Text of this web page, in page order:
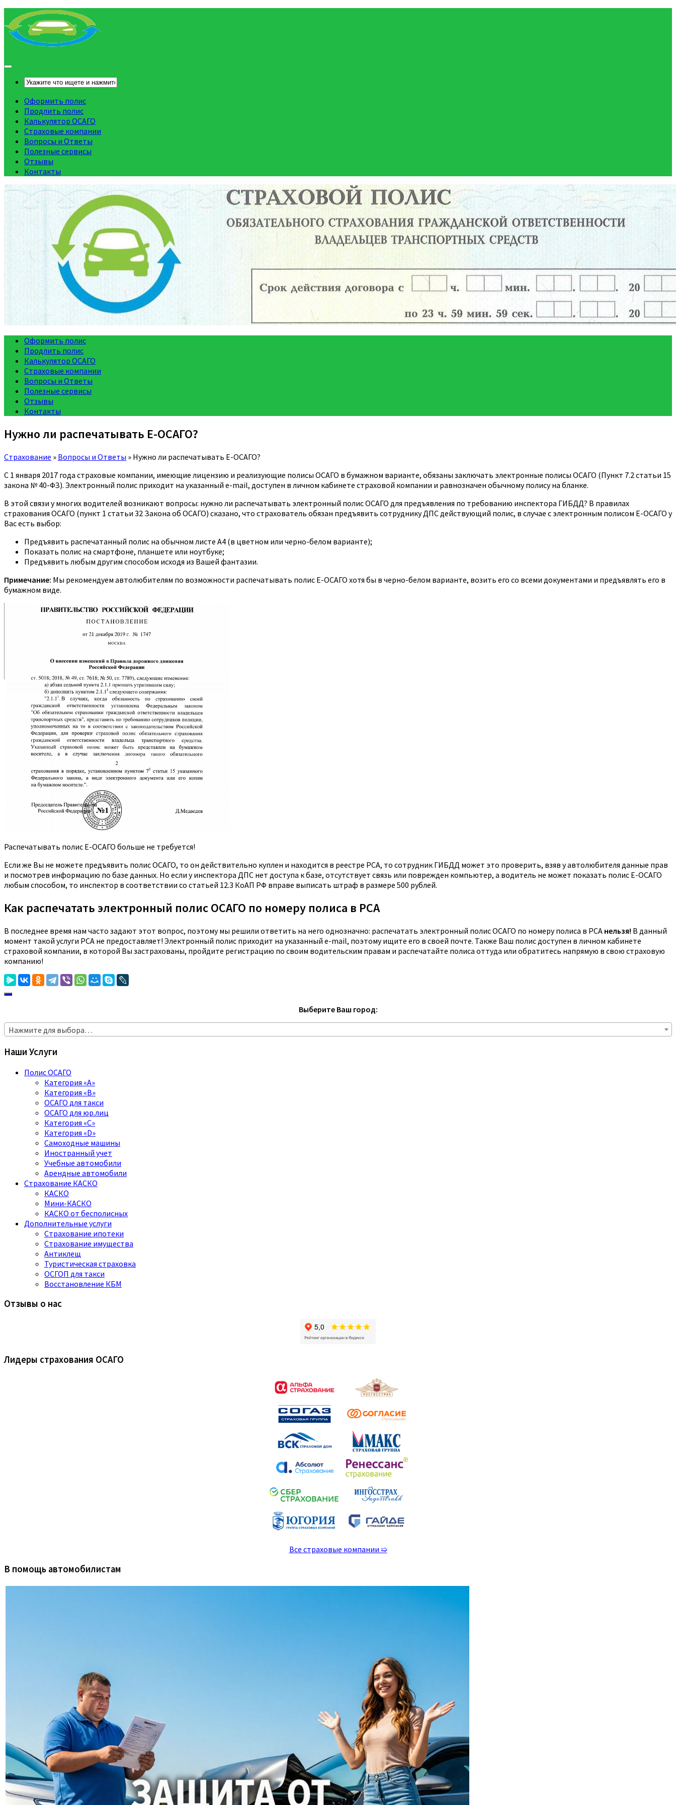
Оформить полис
Продлить полис
Калькулятор ОСАГО
Страховые компании
Вопросы и Ответы
Полезные сервисы
Отзывы
Контакты
Оформить полис
Продлить полис
Калькулятор ОСАГО
Страховые компании
Вопросы и Ответы
Полезные сервисы
Отзывы
Контакты
Нужно ли распечатывать Е-ОСАГО?
Страхование » Вопросы и Ответы » Нужно ли распечатывать Е-ОСАГО?
С 1 января 2017 года страховые компании, имеющие лицензию и реализующие полисы ОСАГО в бумажном варианте, обязаны заключать электронные полисы ОСАГО (Пункт 7.2 статьи 15
закона № 40-ФЗ). Электронный полис приходит на указанный e-mail, доступен в личном кабинете страховой компании и равнозначен обычному полису на бланке.
В этой связи у многих водителей возникают вопросы: нужно ли распечатывать электронный полис ОСАГО для предъявления по требованию инспектора ГИБДД? В правилах
страхования ОСАГО (пункт 1 статьи 32 Закона об ОСАГО) сказано, что страхователь обязан предъявить сотруднику ДПС действующий полис, в случае с электронным полисом Е-ОСАГО у
Вас есть выбор:
Предъявить распечатанный полис на обычном листе А4 (в цветном или черно-белом варианте);
Показать полис на смартфоне, планшете или ноутбуке;
Предъявить любым другим способом исходя из Вашей фантазии.
Примечание: Мы рекомендуем автолюбителям по возможности распечатывать полис Е-ОСАГО хотя бы в черно-белом варианте, возить его со всеми документами и предъявлять его в
бумажном виде.
Распечатывать полис Е-ОСАГО больше не требуется!
Если же Вы не можете предъявить полис ОСАГО, то он действительно куплен и находится в реестре РСА, то сотрудник ГИБДД может это проверить, взяв у автолюбителя данные прав
и посмотрев информацию по базе данных. Но если у инспектора ДПС нет доступа к базе, отсутствует связь или поврежден компьютер, а водитель не может показать полис Е-ОСАГО
любым способом, то инспектор в соответствии со статьей 12.3 КоАП РФ вправе выписать штраф в размере 500 рублей.
Как распечатать электронный полис ОСАГО по номеру полиса в РСА
В последнее время нам часто задают этот вопрос, поэтому мы решили ответить на него однозначно: распечатать электронный полис ОСАГО по номеру полиса в РСА нельзя! В данный
момент такой услуги РСА не предоставляет! Электронный полис приходит на указанный e-mail, поэтому ищите его в своей почте. Также Ваш полис доступен в личном кабинете
страховой компании, в которой Вы застрахованы, пройдите регистрацию по своим водительским правам и распечатайте полиса оттуда или обратитесь напрямую в свою страховую
компанию!
Выберите Ваш город:
Нажмите для выбора…
Наши Услуги
Полис ОСАГО
Категория «A»
Категория «B»
ОСАГО для такси
ОСАГО для юр.лиц
Категория «C»
Категория «D»
Самоходные машины
Иностранный учет
Учебные автомобили
Арендные автомобили
Страхование КАСКО
КАСКО
Мини-КАСКО
КАСКО от бесполисных
Дополнительные услуги
Страхование ипотеки
Страхование имущества
Антиклещ
Туристическая страховка
ОСГОП для такси
Восстановление КБМ
Отзывы о нас
Лидеры страхования ОСАГО
Все страховые компании ➯
В помощь автомобилистам